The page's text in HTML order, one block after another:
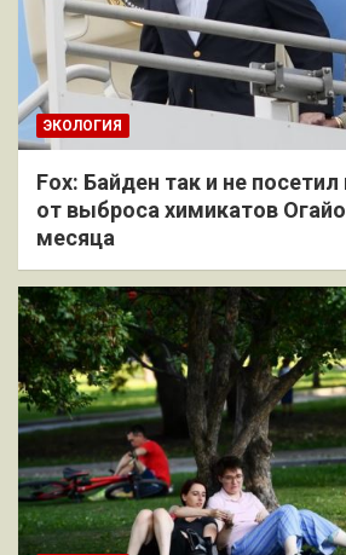
ЭКОЛОГИЯ
Fox: Байден так и не
от выброса химикатов
месяца